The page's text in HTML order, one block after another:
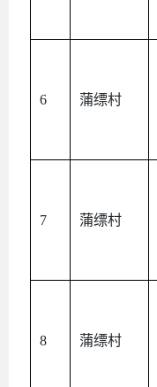
6 蒲缥村
7 蒲缥村
8 蒲缥村